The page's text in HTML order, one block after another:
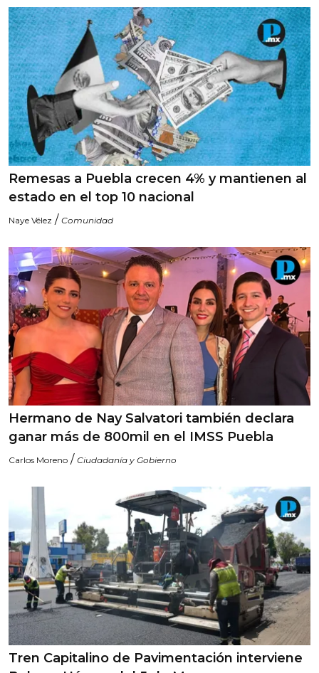
Remesas a Puebla crecen 4% y mantienen al
estado en el top 10 nacional
Naye Vélez / Comunidad
Hermano de Nay Salvatori también declara
ganar más de 800mil en el IMSS Puebla
Carlos Moreno / Ciudadanía y Gobierno
Tren Capitalino de Pavimentación interviene